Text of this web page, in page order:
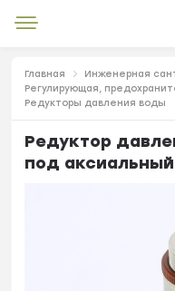
Главная
Инженерная
Регулирующая,
Редукторы давления воды
Редуктор
под аксиальный